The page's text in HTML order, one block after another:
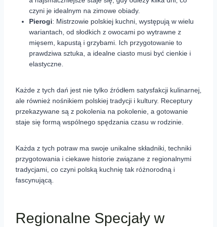
czyni je idealnym na zimowe obiady.
Pierogi: Mistrzowie polskiej kuchni, występują w wielu
wariantach, od słodkich z owocami po wytrawne z
mięsem, kapustą i grzybami. Ich przygotowanie to
prawdziwa sztuka, a idealne ciasto musi być cienkie i
elastyczne.
Każde z tych dań jest nie tylko źródłem satysfakcji kulinarnej,
ale również nośnikiem polskiej tradycji i kultury. Receptury
przekazywane są z pokolenia na pokolenie, a gotowanie
staje się formą wspólnego spędzania czasu w rodzinie.
Każda z tych potraw ma swoje unikalne składniki, techniki
przygotowania i ciekawe historie związane z regionalnymi
tradycjami, co czyni polską kuchnię tak różnorodną i
fascynującą.
Regionalne Specjały w